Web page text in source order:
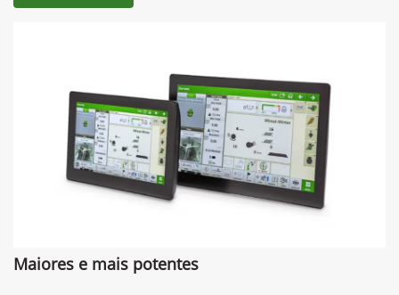
Maiores e mais potentes